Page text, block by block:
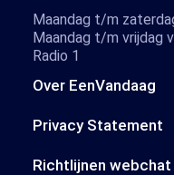
Over EenVandaag
Privacy Statement
Richtlijnen webchat
Maandag t/m
Maandag t/m vrijdag
Radio 1